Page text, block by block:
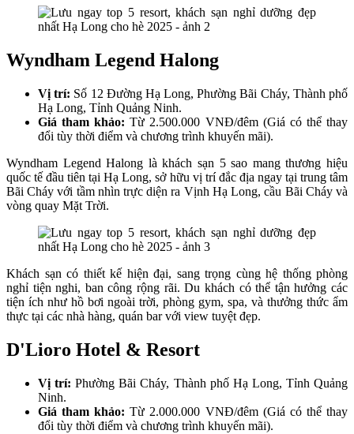
Wyndham Legend Halong
Vị trí: Số 12 Đường Hạ Long, Phường Bãi Cháy, Thành phố
Hạ Long, Tỉnh Quảng Ninh.
Giá tham khảo: Từ 2.500.000 VNĐ/đêm (Giá có thể thay
đổi tùy thời điểm và chương trình khuyến mãi).
Wyndham Legend Halong là khách sạn 5 sao mang thương hiệu
quốc tế đầu tiên tại Hạ Long, sở hữu vị trí đắc địa ngay tại trung tâm
Bãi Cháy với tầm nhìn trực diện ra Vịnh Hạ Long, cầu Bãi Cháy và
vòng quay Mặt Trời.
Khách sạn có thiết kế hiện đại, sang trọng cùng hệ thống phòng
nghỉ tiện nghi, ban công rộng rãi. Du khách có thể tận hưởng các
tiện ích như hồ bơi ngoài trời, phòng gym, spa, và thưởng thức ẩm
thực tại các nhà hàng, quán bar với view tuyệt đẹp.
D'Lioro Hotel & Resort
Vị trí: Phường Bãi Cháy, Thành phố Hạ Long, Tỉnh Quảng
Ninh.
Giá tham khảo: Từ 2.000.000 VNĐ/đêm (Giá có thể thay
đổi tùy thời điểm và chương trình khuyến mãi).